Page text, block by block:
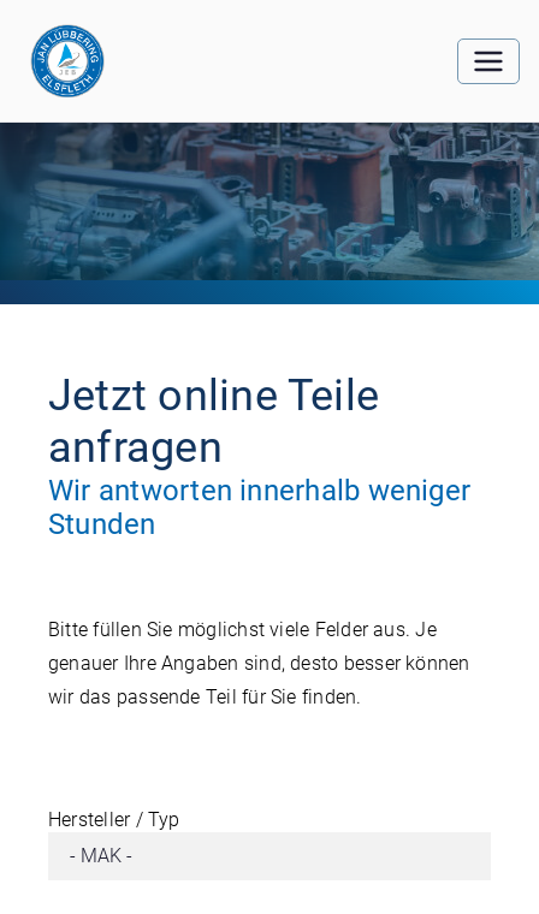
Jetzt online Teile
anfragen
Wir antworten innerhalb weniger
Stunden
Bitte füllen Sie möglichst viele Felder aus. Je
genauer Ihre Angaben sind, desto besser können
wir das passende Teil für Sie finden.
Hersteller / Typ